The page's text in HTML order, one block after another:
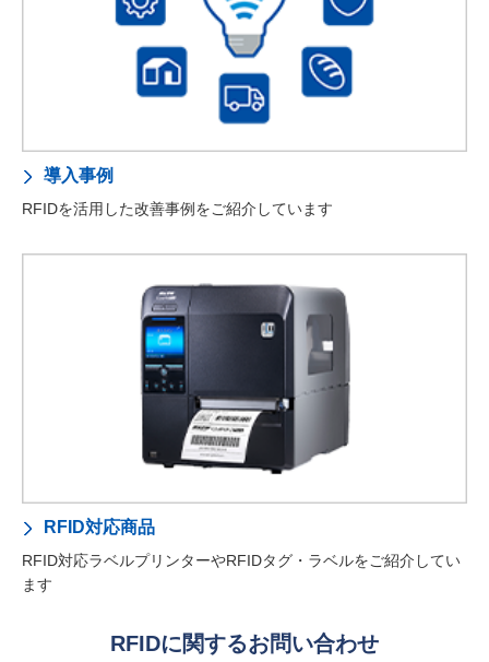
導入事例
RFIDを活用した改善事例をご紹介しています
RFID対応商品
RFID対応ラベルプリンターやRFIDタグ・ラベルをご紹介してい
ます
RFIDに関するお問い合わせ